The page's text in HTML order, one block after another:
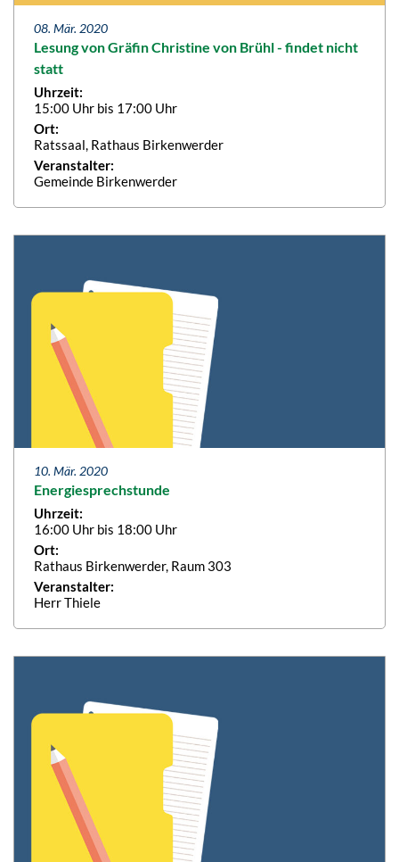
08. Mär. 2020
Lesung von Gräfin Christine von Brühl - findet nicht
statt
Uhrzeit:
15:00 Uhr bis 17:00 Uhr
Ort:
Ratssaal, Rathaus Birkenwerder
Veranstalter:
Gemeinde Birkenwerder
10. Mär. 2020
Energiesprechstunde
Uhrzeit:
16:00 Uhr bis 18:00 Uhr
Ort:
Rathaus Birkenwerder, Raum 303
Veranstalter:
Herr Thiele